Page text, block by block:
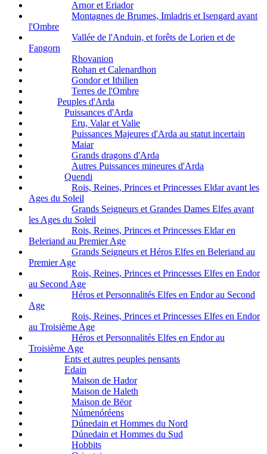
Arnor et Eriador
Montagnes de Brumes, Imladris et Isengard avant
l'Ombre
Vallée de l'Anduin, et forêts de Lorien et de
Fangorn
Rhovanion
Rohan et Calenardhon
Gondor et Ithilien
Terres de l'Ombre
Peuples d'Arda
Puissances d'Arda
Eru, Valar et Valie
Puissances Majeures d'Arda au statut incertain
Maiar
Grands dragons d'Arda
Autres Puissances mineures d'Arda
Quendi
Rois, Reines, Princes et Princesses Eldar avant les
Ages du Soleil
Grands Seigneurs et Grandes Dames Elfes avant
les Ages du Soleil
Rois, Reines, Princes et Princesses Eldar en
Beleriand au Premier Age
Grands Seigneurs et Héros Elfes en Beleriand au
Premier Age
Rois, Reines, Princes et Princesses Elfes en Endor
au Second Age
Héros et Personnalités Elfes en Endor au Second
Age
Rois, Reines, Princes et Princesses Elfes en Endor
au Troisième Age
Héros et Personnalités Elfes en Endor au
Troisième Age
Ents et autres peuples pensants
Edain
Maison de Hador
Maison de Haleth
Maison de Bëor
Númenóréens
Dúnedain et Hommes du Nord
Dúnedain et Hommes du Sud
Hobbits